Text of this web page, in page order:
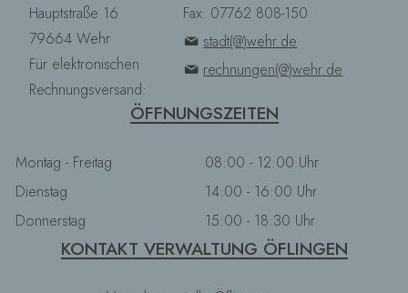
Hauptstraße 16
79664 Wehr
Für elektronischen
Rechnungsversand:
Fax: 07762 808-150
stadt(@)wehr.de
rechnungen(@)wehr.de
ÖFFNUNGSZEITEN
Montag - Freitag
Dienstag
Donnerstag
08:00 - 12:00 Uhr
14:00 - 16:00 Uhr
15:00 - 18:30 Uhr
KONTAKT VERWALTUNG ÖFLINGEN